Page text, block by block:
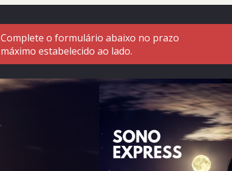
Complete o formulário abaixo no prazo
máximo estabelecido ao lado.